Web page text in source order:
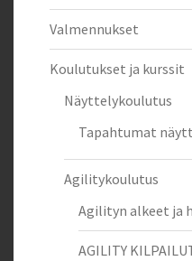
Valmennukset
Koulutukset ja kurssit
Näyttelykoulutus
Tapahtumat
Agilitykoulutus
Agilityn alkeet ja
AGILITY